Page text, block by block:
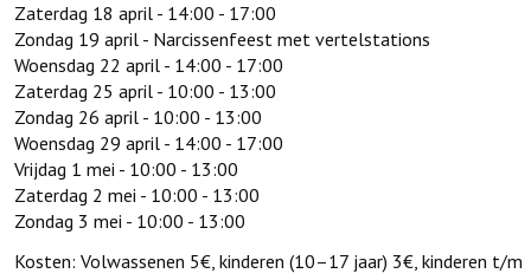
Zaterdag 18 april - 14:00 - 17:00
Zondag 19 april - Narcissenfeest met vertelstations
Woensdag 22 april - 14:00 - 17:00
Zaterdag 25 april - 10:00 - 13:00
Zondag 26 april - 10:00 - 13:00
Woensdag 29 april - 14:00 - 17:00
Vrijdag 1 mei - 10:00 - 13:00
Zaterdag 2 mei - 10:00 - 13:00
Zondag 3 mei - 10:00 - 13:00
Kosten: Volwassenen 5€, kinderen (10–17 jaar) 3€, kinderen t/m